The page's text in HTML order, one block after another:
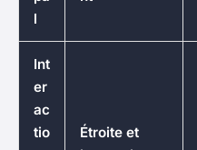
l
Int
er
ac
tio
Étroite et